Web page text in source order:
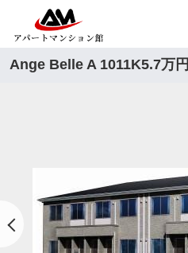
Ange Belle A 1011K5.7万円